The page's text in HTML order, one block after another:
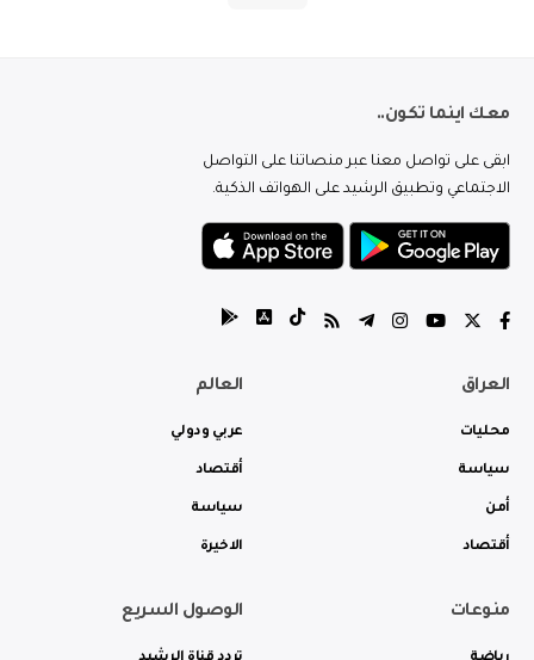
معك اينما تكون..
ابقى على تواصل معنا عبر منصاتنا على التواصل
الاجتماعي وتطبيق الرشيد على الهواتف الذكية.
العراق
محليات
سياسة
أمن
أقتصاد
العالم
عربي ودولي
أقتصاد
سياسة
الاخيرة
منوعات الوصول السريع